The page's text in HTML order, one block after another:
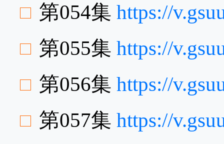
第054集 https://
第055集 https://
第056集 https://
第057集 https://